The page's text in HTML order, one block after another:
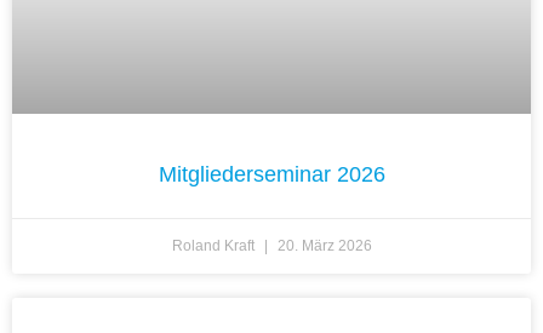
Mitgliederseminar 2026
Roland Kraft 20. März 2026